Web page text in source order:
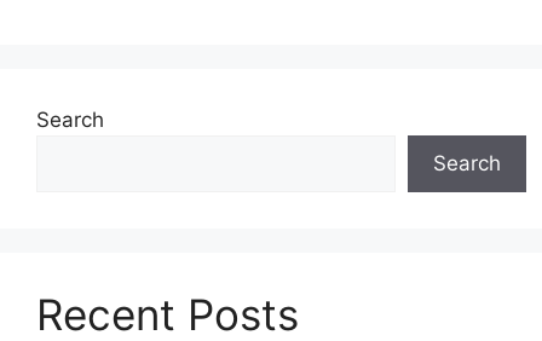
Search
Search
Recent Posts